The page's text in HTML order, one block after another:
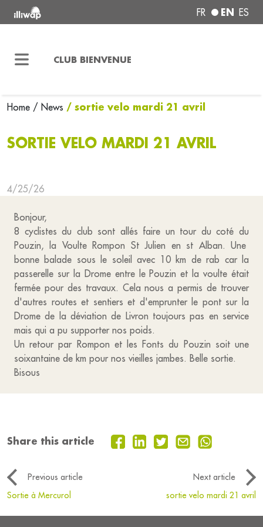
FR EN ES
CLUB BIENVENUE
Home / News / sortie velo mardi 21 avril
SORTIE VELO MARDI 21 AVRIL
4/25/26
Bonjour,
8 cyclistes du club sont allés faire un tour du coté du
Pouzin, la Voulte Rompon St Julien en st Alban. Une
bonne balade sous le soleil avec 10 km de rab car la
passerelle sur la Drome entre le Pouzin et la voulte était
fermée pour des travaux. Cela nous a permis de trouver
d'autres routes et sentiers et d'emprunter le pont sur la
Drome de la déviation de Livron toujours pas en service
mais qui a pu supporter nos poids.
Un retour par Rompon et les Fonts du Pouzin soit une
soixantaine de km pour nos vieilles jambes. Belle sortie.
Bisous
Share this article
Previous article
Next article
Sortie à Mercurol
sortie velo mardi 21 avril